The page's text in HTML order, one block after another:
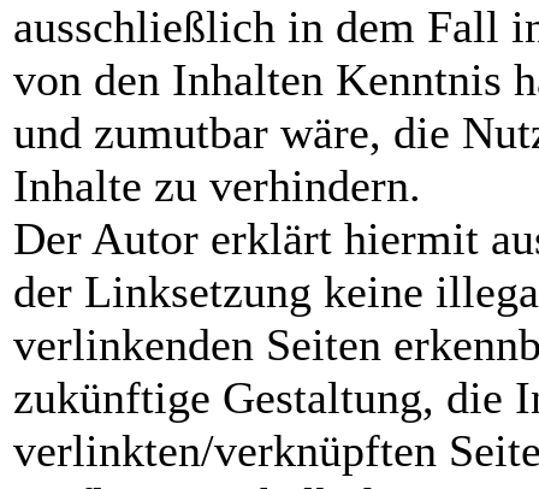
ausschließlich in dem Fall
von den Inhalten Kenntnis
und zumutbar wäre, die
Inhalte zu verhindern.
Der Autor erklärt hiermit
der Linksetzung keine
verlinkenden Seiten
zukünftige Gestaltung, die
verlinkten/verknüpften